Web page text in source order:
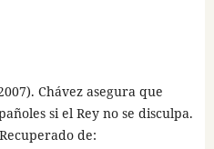
Chávez asegura que
si el Rey no se disculpa.
de: